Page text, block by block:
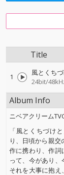
Title
1 風とくち
24bit/
Album Info
ニベアクリーム
「風とくちづけ
り、日頃から親
作に携わり、作詞
って、今があり
それを大事に抱